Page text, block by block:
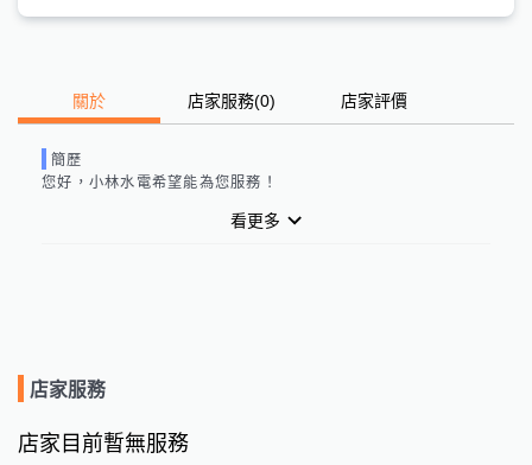
關於 店家服務(0) 店家評價
簡歷
您好， 小林水電希望能為您服務！
看更多
店家服務
店家目前暫無服務